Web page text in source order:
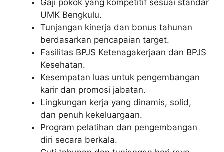
Gaji pokok yang kompetitif sesuai standar
UMK Bengkulu.
Tunjangan kinerja dan bonus tahunan
berdasarkan pencapaian target.
Fasilitas BPJS Ketenagakerjaan dan BPJS
Kesehatan.
Kesempatan luas untuk pengembangan
karir dan promosi jabatan.
Lingkungan kerja yang dinamis, solid,
dan penuh kekeluargaan.
Program pelatihan dan pengembangan
diri secara berkala.